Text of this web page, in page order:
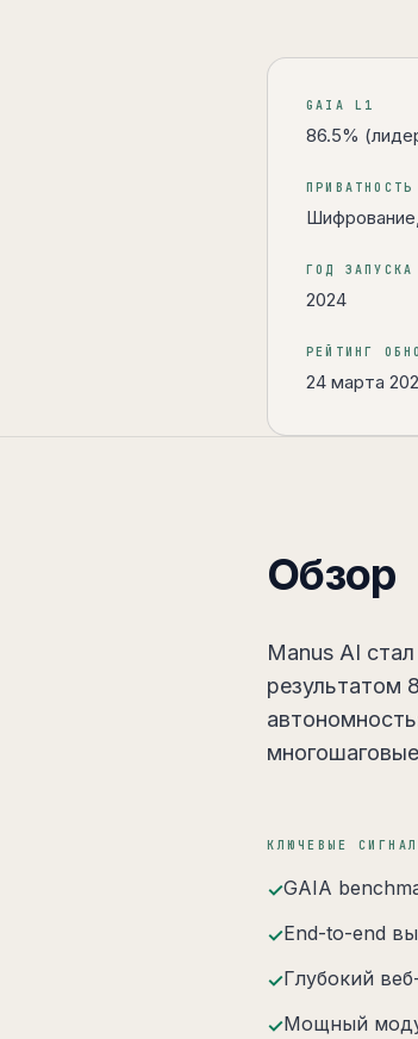
Коротко об
GAIA L1
86.5%
ПРИВАТНОСТЬ
ГОД ЗАПУСКА
2024
РЕЙТИНГ
24 марта
Обзор
Manus AI
результатом
КЛЮЧЕВЫЕ
✓GAIA
✓End-to-end
✓Глубокий
✓Мощный